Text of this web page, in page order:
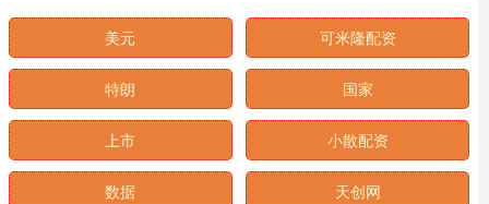
美元 可米隆配资
特朗 国家
上市 小散配资
数据 天创网